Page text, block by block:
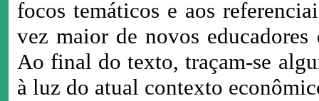
focos temáticos e aos
vez maior de novos
Ao final do texto, traçam-se
à luz do atual contexto